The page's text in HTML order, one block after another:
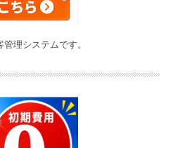
理システムです。